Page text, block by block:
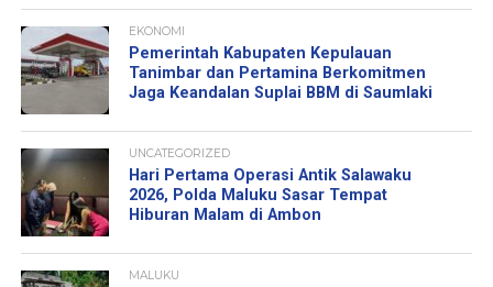
EKONOMI
Pemerintah Kabupaten Kepulauan
Tanimbar dan Pertamina Berkomitmen
Jaga Keandalan Suplai BBM di Saumlaki
UNCATEGORIZED
Hari Pertama Operasi Antik Salawaku
2026, Polda Maluku Sasar Tempat
Hiburan Malam di Ambon
MALUKU